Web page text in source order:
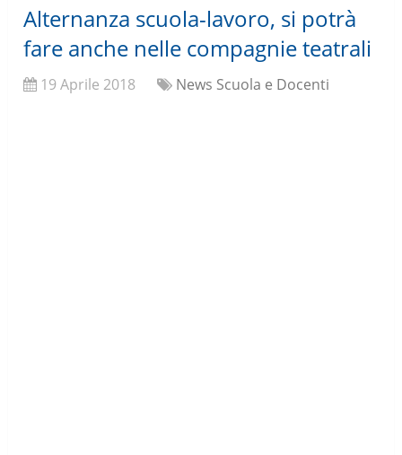
Alternanza scuola-lavoro, si potrà
fare anche nelle compagnie teatrali
19 Aprile 2018 News Scuola e Docenti